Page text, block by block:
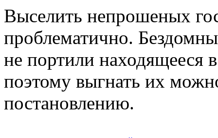
Выселить непрошеных
проблематично.
не портили
поэтому выгнать их
постановлению.